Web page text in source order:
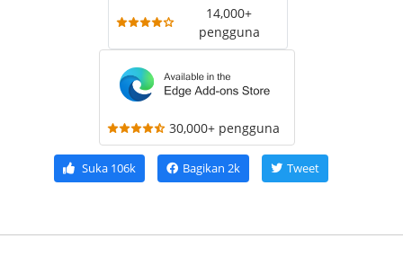
14,000+
pengguna
30,000+ pengguna
Suka106k Bagikan 2k Tweet